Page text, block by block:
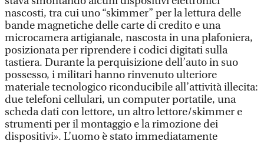
nascosti, tra cui uno “skimmer” per la lettura delle
bande magnetiche delle carte di credito e una
microcamera artigianale, nascosta in una plafoniera,
posizionata per riprendere i codici digitati sulla
tastiera. Durante la perquisizione dell’auto in suo
possesso, i militari hanno rinvenuto ulteriore
materiale tecnologico riconducibile all’attività illecita:
due telefoni cellulari, un computer portatile, una
scheda dati con lettore, un altro lettore/skimmer e
strumenti per il montaggio e la rimozione dei
dispositivi». L’uomo è stato immediatamente